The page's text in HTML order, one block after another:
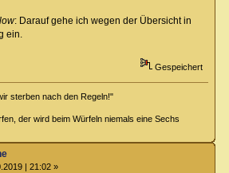
: Darauf gehe ich wegen der Übersicht in
ein.
Gespeichert
sterben nach den Regeln!"
der wird beim Würfeln niemals eine Sechs
| 21:02 »